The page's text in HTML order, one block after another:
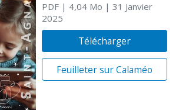
PDF| 4,04 Mo | 31 Janvier
2025
Télécharger
Feuilleter sur Calaméo